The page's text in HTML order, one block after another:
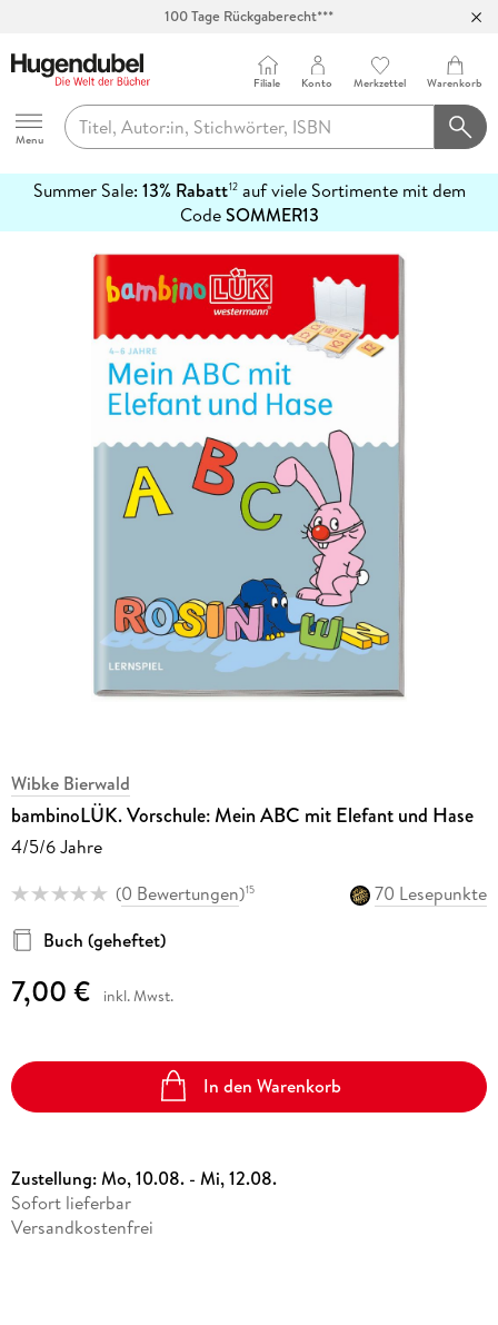
100 Tage Rückgaberecht***
Hugendubel
Menu
Filiale Konto Merkzettel Warenkorb
Summer Sale: 13% Rabatt12auf viele Sortimente mit dem
CodeSOMMER13
erfahren
Wibke Bierwald
bambinoLÜK. Vorschule: Mein ABC mit Elefant und Hase
4/5/6 Jahre
(0 Bewertungen)15
70 Lesepunkte
Buch (geheftet)
7,00 € inkl. Mwst.
In den Warenkorb
Zustellung:Mo, 10.08. - Mi, 12.08.
Sofort lieferbar
Versandkostenfrei